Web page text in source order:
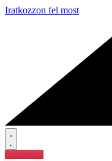
Iratkozzon fel most